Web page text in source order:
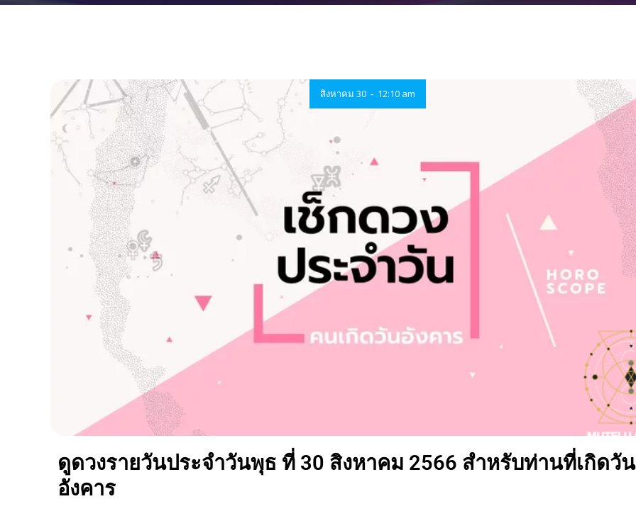
สิงหาคม 30 - 12:10 am
ดูดวงรายวันประจำวันพุธ ที่ 30 สิงหาคม 2566 สำหรับท่านที่เกิดวัน
อังคาร